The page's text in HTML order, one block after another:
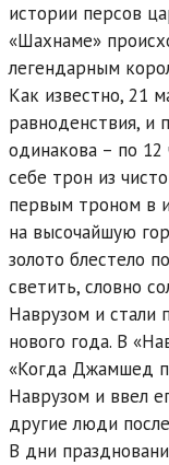
истории персов
«Шахнаме»
легендарным
Как известно, 21
равноденствия, и
одинакова – по
себе трон из
первым троном в
на высочайшую
золото блестело
светить, словно
Наврузом и стали
нового года. В
«Когда Джамшед
Наврузом и ввел
другие люди
В дни